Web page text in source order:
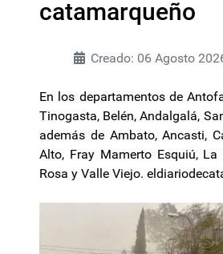
catamarqueño
Creado: 06 Agosto
En los departamentos de
Tinogasta, Belén, Andalgalá,
además de Ambato, Ancasti,
Alto, Fray Mamerto Esquiú, La
Rosa y Valle Viejo.